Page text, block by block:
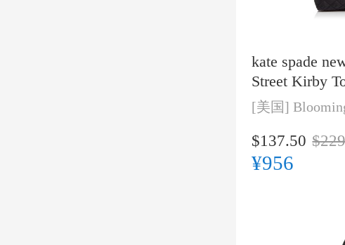
kate spade
Street Kirby
[美国]
$137.50
¥956